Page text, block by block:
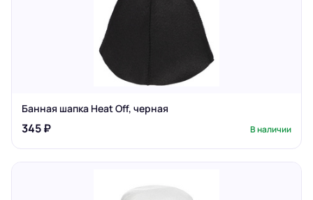
Банная шапка Heat Off, черная
345 ₽ В наличии